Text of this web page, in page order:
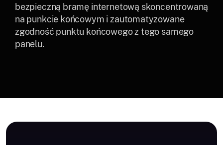
bezpieczną bramę internetową skoncentrowaną
na punkcie końcowym i zautomatyzowane
zgodność punktu końcowego z tego samego
panelu.